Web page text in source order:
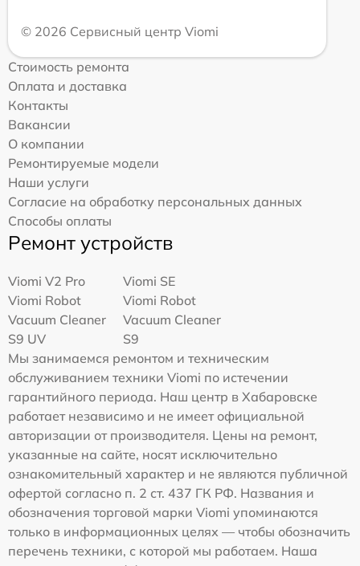
© 2026 Сервисный центр Viomi
Стоимость ремонта
Оплата и доставка
Контакты
Вакансии
О компании
Ремонтируемые модели
Наши услуги
Согласие на обработку персональных данных
Способы оплаты
Ремонт устройств
Viomi V2 Pro
Viomi SE
Viomi Robot
Vacuum Cleaner
S9 UV
Viomi Robot
Vacuum Cleaner
S9
Мы занимаемся ремонтом и техническим
обслуживанием техники Viomi по истечении
гарантийного периода. Наш центр в Хабаровске
работает независимо и не имеет официальной
авторизации от производителя. Цены на ремонт,
указанные на сайте, носят исключительно
ознакомительный характер и не являются публичной
офертой согласно п. 2 ст. 437 ГК РФ. Названия и
обозначения торговой марки Viomi упоминаются
только в информационных целях — чтобы обозначить
перечень техники, с которой мы работаем. Наша